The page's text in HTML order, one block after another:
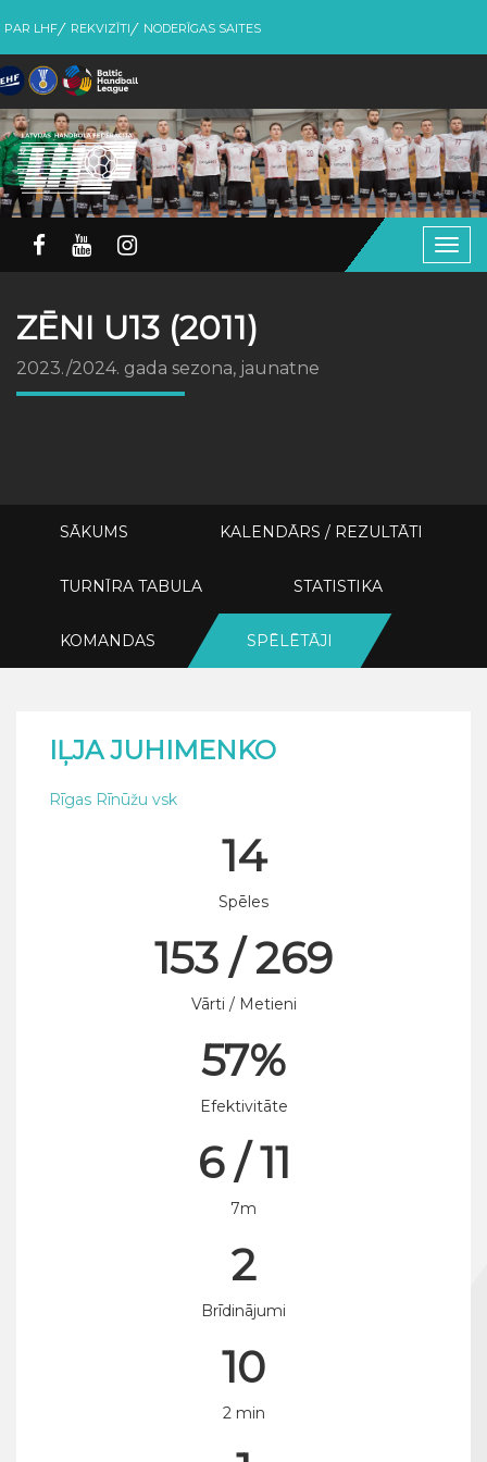
PAR LHF REKVIZĪTI NODERĪGAS SAITES
ZĒNI U13 (2011)
2023./2024. gada sezona, jaunatne
SĀKUMS KALENDĀRS / REZULTĀTI
TURNĪRA TABULA STATISTIKA
KOMANDAS SPĒLĒTĀJI
IĻJA JUHIMENKO
Rīgas Rīnūžu vsk
14
Spēles
153 / 269
Vārti / Metieni
57%
Efektivitāte
6 / 11
7m
2
Brīdinājumi
10
2 min